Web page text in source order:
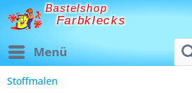
Bastelshop
Farbklecks
Menü
Stoffmalen